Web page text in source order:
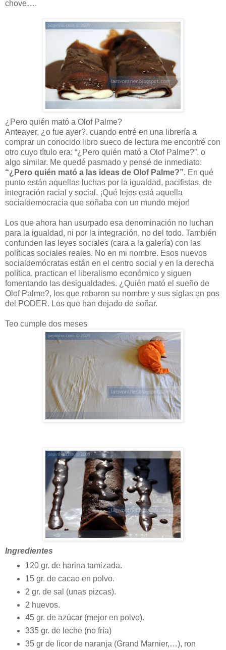
chove….
¿Pero quién mató a Olof Palme?
Anteayer, ¿o fue ayer?, cuando entré en una librería a
comprar un conocido libro sueco de lectura me encontré con
otro cuyo título era: “¿Pero quién mató a Olof Palme?”, o
algo similar. Me quedé pasmado y pensé de inmediato:
“¿Pero quién mató a las ideas de Olof Palme?”. En qué
punto están aquellas luchas por la igualdad, pacifistas, de
integración racial y social. ¡Qué lejos está aquella
socialdemocracia que soñaba con un mundo mejor!
Los que ahora han usurpado esa denominación no luchan
para la igualdad, ni por la integración, no del todo. También
confunden las leyes sociales (cara a la galería) con las
políticas sociales reales. No en mi nombre. Esos nuevos
socialdemócratas están en el centro social y en la derecha
política, practican el liberalismo económico y siguen
fomentando las desigualdades. ¿Quién mató el sueño de
Olof Palme?, los que robaron su nombre y sus siglas en pos
del PODER. Los que han dejado de soñar.
Teo cumple dos meses
Ingredientes
120 gr. de harina tamizada.
15 gr. de cacao en polvo.
2 gr. de sal (unas pizcas).
2 huevos.
45 gr. de azúcar (mejor en polvo).
335 gr. de leche (no fría)
35 gr de licor de naranja (Grand Marnier,…), ron